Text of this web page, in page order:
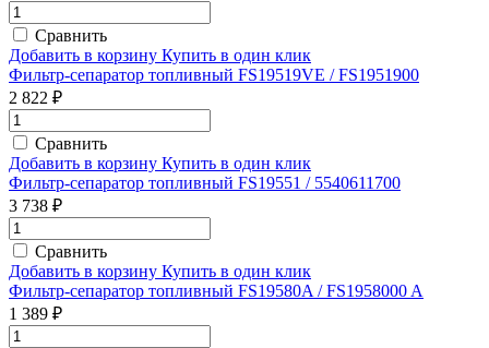
Сравнить
Добавить в корзину Купить в один клик
Фильтр-сепаратор топливный FS19519VE / FS1951900
2 822 ₽
Сравнить
Добавить в корзину Купить в один клик
Фильтр-сепаратор топливный FS19551 / 5540611700
3 738 ₽
Сравнить
Добавить в корзину Купить в один клик
Фильтр-сепаратор топливный FS19580A / FS1958000 A
1 389 ₽